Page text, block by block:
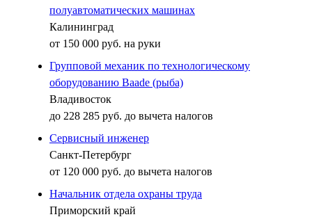
полуавтоматических машинах
Калининград
от 150 000 руб. на руки
Групповой механик по технологическому
оборудованию Baade (рыба)
Владивосток
до 228 285 руб. до вычета налогов
Сервисный инженер
Санкт-Петербург
от 120 000 руб. до вычета налогов
Начальник отдела охраны труда
Приморский край